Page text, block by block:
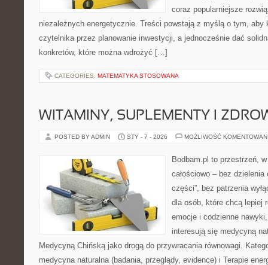
coraz popularniejsze
niezależnych energetycznie. Treści powstają z myślą o tym, aby
czytelnika przez planowanie inwestycji, a jednocześnie dać
konkretów, które można wdrożyć […]
CATEGORIES: MATEMATYKA STOSOWANA
WITAMINY, SUPLEMENTY I
POSTED BY ADMIN STY - 7 - 2026 MOŻLIWOŚĆ
Bodbam.pl to przestrzeń,
całościowo – bez dzielenia
części”, bez patrzenia
dla osób, które chcą lepiej
emocje i codzienne
interesują się medycyną
Medycyną Chińską jako drogą do przywracania równowagi.
medycyna naturalna (badania, przeglądy, evidence) i Terapie